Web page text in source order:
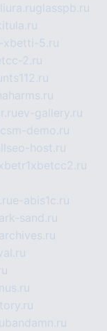
liura.ruglasspb.ru
xbetti-5.ru
2.ru
ev-gallery.ru
csm-demo.ru
host.ru
e-abis1c.ru
sand.ru
bandamn.ru